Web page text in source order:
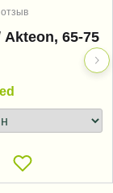
отзыв
Akteon, 65-75